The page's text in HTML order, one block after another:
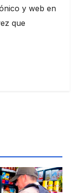
y web en
que